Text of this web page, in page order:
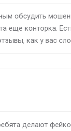
обсудить
еще конторка.
как у вас
делают